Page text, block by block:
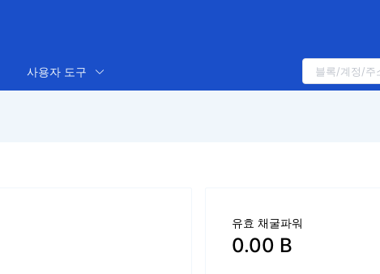
사용자 도구
유효 채굴파워
0.00 B